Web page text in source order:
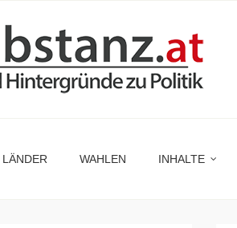
LÄNDER WAHLEN INHALTE